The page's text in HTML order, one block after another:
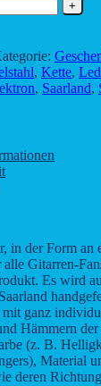
, Kette,
, Saarland,
in der Form an
Gitarren-
Es wird
ganz
Hämmern
(z. B.
Material
deren